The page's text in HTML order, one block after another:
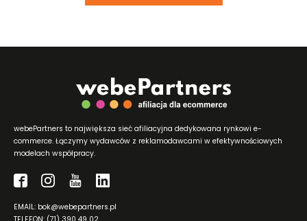
webePartners to największa sieć afiliacyjna dedykowana rynkowi e-
commerce. Łączymy wydawców z reklamodawcami w efektywnościowych
modelach współpracy.
EMAIL: bok@webepartners.pl